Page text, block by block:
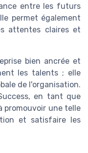
entre les futurs
permet également
attentes claires et
bien ancrée et
les talents ; elle
de l'organisation.
en tant que
promouvoir une telle
et satisfaire les